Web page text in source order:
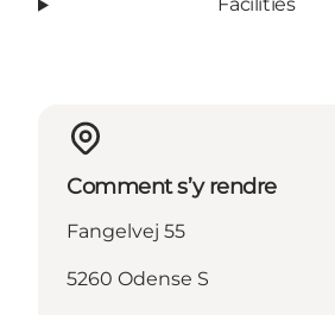
Facilities
Comment s’y rendre
Fangelvej 55
5260 Odense S